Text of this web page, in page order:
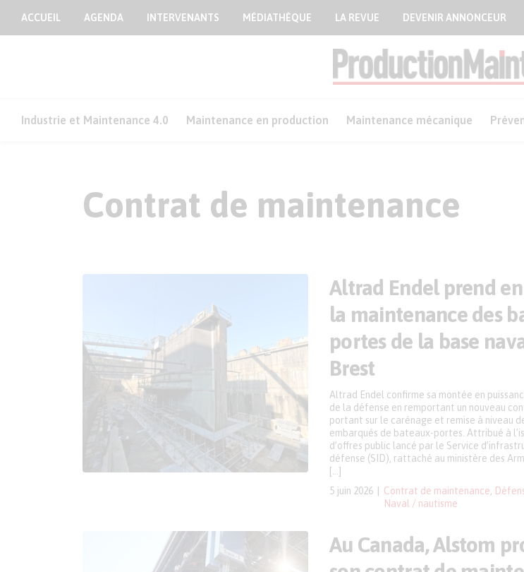
ACCUEIL AGENDA INTERVENANTS MÉDIATHÈQUE LA REVUE DEVENIR ANNONCEUR
Industrie et Maintenance 4.0 Maintenance en production Maintenance mécanique
Contrat de maintenance
Altrad Endel prend
la maintenance des
portes de la base
Brest
5 juin 2026 Contrat de maintenance
Naval / nautisme
Altrad Endel confirme sa montée en
de la défense en remportant un nouveau
portant sur le carénage et remise à niveau
embarqués de bateaux-portes. Attribué à
d’offres public lancé par le Service
défense (SID), rattaché au ministère des
[…]
Au Canada, Alstom